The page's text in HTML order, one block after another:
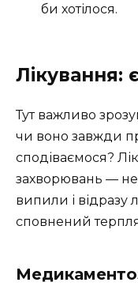
би хотілося.
Лікування:
Тут важливо
чи воно завжди
сподіваємося?
захворювань — не
випили і відразу
сповнений